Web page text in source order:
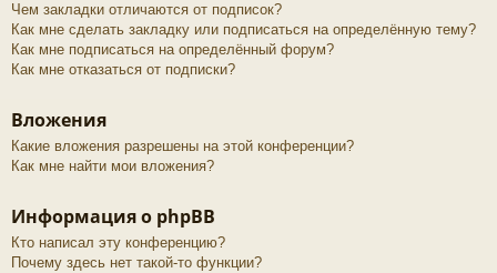
Чем закладки отличаются от подписок?
Как мне сделать закладку или подписаться на определённую тему?
Как мне подписаться на определённый форум?
Как мне отказаться от подписки?
Вложения
Какие вложения разрешены на этой конференции?
Как мне найти мои вложения?
Информация о phpBB
Кто написал эту конференцию?
Почему здесь нет такой-то функции?